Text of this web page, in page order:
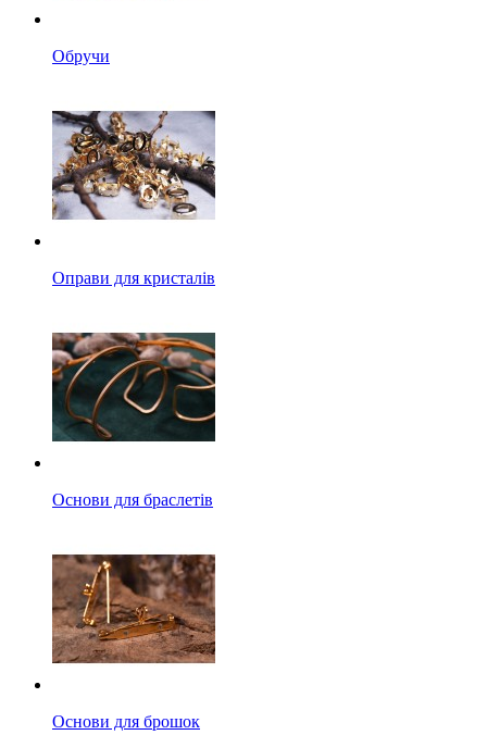
Обручи
Оправи для кристалів
Основи для браслетів
Основи для брошок